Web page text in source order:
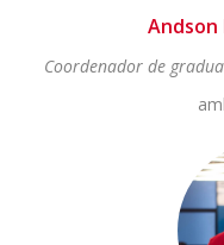
Andson
Coordenador de